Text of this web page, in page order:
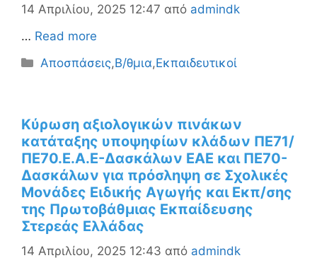
14 Απριλίου, 2025 12:47 από admindk
… Read more
Κατηγορίες
Αποσπάσεις,Β/θμια,Εκπαιδευτικοί
Κύρωση αξιολογικών πινάκων
κατάταξης υποψηφίων κλάδων ΠΕ71/
ΠΕ70.Ε.Α.Ε-Δασκάλων ΕΑΕ και ΠΕ70-
Δασκάλων για πρόσληψη σε Σχολικές
Μονάδες Ειδικής Αγωγής και Εκπ/σης
της Πρωτοβάθμιας Εκπαίδευσης
Στερεάς Ελλάδας
14 Απριλίου, 2025 12:43 από admindk